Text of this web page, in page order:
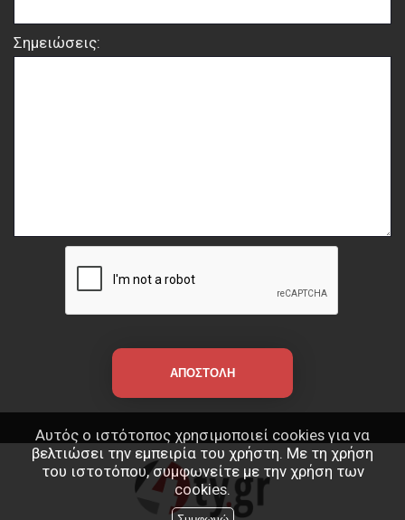
Σημειώσεις:
Αυτός ο ιστότοπος χρησιμοποιεί cookies για να
βελτιώσει την εμπειρία του χρήστη. Με τη χρήση
του ιστοτόπου, συμφωνείτε με την χρήση των
cookies.